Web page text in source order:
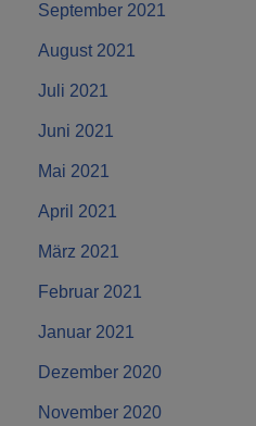
September 2021
August 2021
Juli 2021
Juni 2021
Mai 2021
April 2021
März 2021
Februar 2021
Januar 2021
Dezember 2020
November 2020